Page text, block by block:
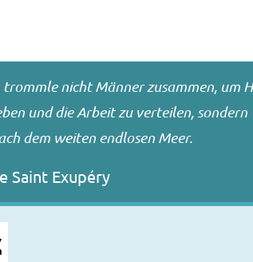
nicht Männer zusammen, um
und die Arbeit zu verteilen, sondern
dem weiten endlosen Meer.
Saint Exupéry